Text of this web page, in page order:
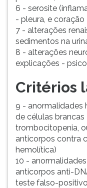
6 - serosite
- pleura, e coração
7 - alterações
sedimentos na
8 - alterações
explicações -
Critérios
9 - anormalidades
de células
trombocitopenia,
anticorpos contra
hemolítica)
10 -
anticorpos anti-
teste falso-